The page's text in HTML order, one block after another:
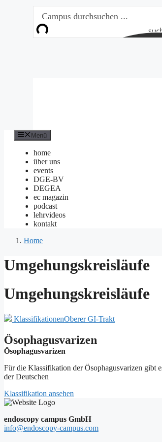
Menü
home
über uns
events
DGE-BV
DEGEA
ec magazin
podcast
lehrvideos
kontakt
Home
Umgehungskreisläufe
Umgehungskreisläufe
KlassifikationenOberer GI-Trakt
Ösophagusvarizen
Ösophagusvarizen
Für die Klassifikation der Ösophagusvarizen gibt
der Deutschen
Klassifikation ansehen
endoscopy campus GmbH
info@endoscopy-campus.com